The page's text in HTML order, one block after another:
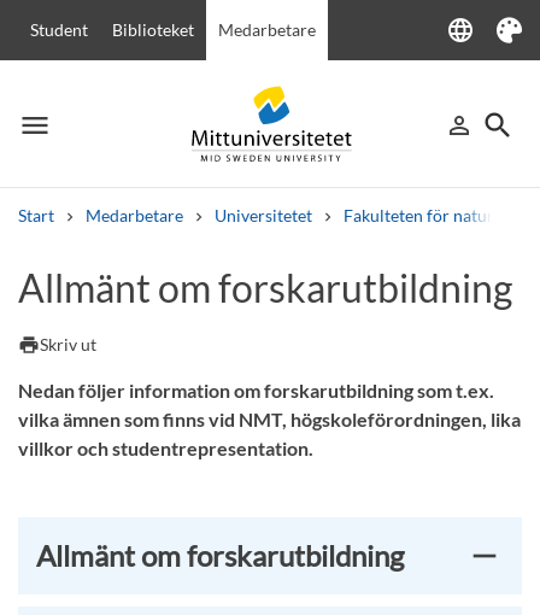
Student Biblioteket Medarbetare language
Language
Tema
menu
Meny person_outline
Logga in
search
Sök
Start Medarbetare Universitetet Fakulteten för
Andra söktjänster
Kurser och program
Allmänt om forskarutbildning
printSkriv ut
Nedan följer information om forskarutbildning som t.ex.
vilka ämnen som finns vid NMT, högskoleförordningen, lika
villkor och studentrepresentation.
Allmänt om forskarutbildning